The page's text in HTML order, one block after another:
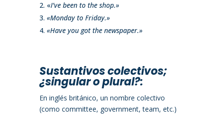
«I’ve been to the shop.»
«Monday to Friday.»
«Have you got the newspaper.»
Sustantivos colectivos;
¿singular o plural?:
En inglés británico, un nombre colectivo
(como committee, government, team, etc.)